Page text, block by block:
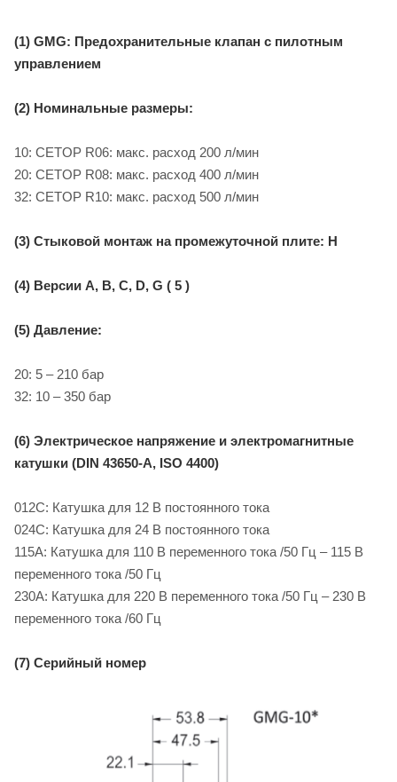
(1) GMG: Предохранительные клапан с пилотным
управлением
(2) Номинальные размеры:
10: CETOP R06: макс. расход 200 л/мин
20: CETOP R08: макс. расход 400 л/мин
32: CETOP R10: макс. расход 500 л/мин
(3) Стыковой монтаж на промежуточной плите: H
(4) Версии A, B, C, D, G ( 5 )
(5) Давление:
20: 5 – 210 бар
32: 10 – 350 бар
(6) Электрическое напряжение и электромагнитные
катушки (DIN 43650-A, ISO 4400)
012C: Катушка для 12 B постоянного тока
024C: Катушка для 24 B постоянного тока
115A: Катушка для 110 В переменного тока /50 Гц – 115 В
переменного тока /50 Гц
230A: Катушка для 220 В переменного тока /50 Гц – 230 В
переменного тока /60 Гц
(7) Серийный номер